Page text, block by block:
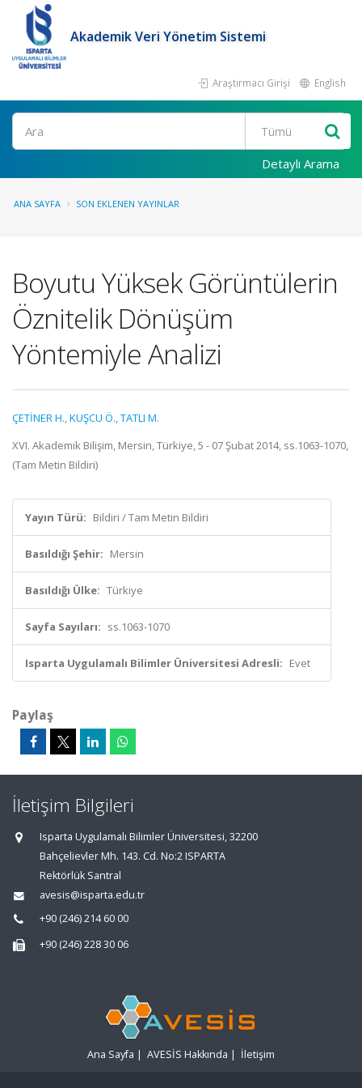
Akademik Veri Yönetim Sistemi
Araştırmacı Girişi English
Ara
Detaylı Arama
ANA SAYFA SON EKLENEN YAYINLAR
Boyutu Yüksek Görüntülerin
Öznitelik Dönüşüm
Yöntemiyle Analizi
ÇETİNER H.,KUŞCU Ö.,TATLI M.
XVI. Akademik Bilişim, Mersin, Türkiye, 5 - 07 Şubat 2014, ss.1063-1070,
(Tam Metin Bildiri)
Yayın Türü: Bildiri / Tam Metin Bildiri
Basıldığı Şehir: Mersin
Basıldığı Ülke: Türkiye
Sayfa Sayıları: ss.1063-1070
Isparta Uygulamalı Bilimler Üniversitesi Adresli: Evet
Paylaş
İletişim Bilgileri
Isparta Uygulamalı Bilimler Üniversitesi, 32200
Bahçelievler Mh. 143. Cd. No:2 ISPARTA
Rektörlük Santral
avesis@isparta.edu.tr
+90 (246) 214 60 00
+90 (246) 228 30 06
Ana Sayfa | AVESİS Hakkında | İletişim